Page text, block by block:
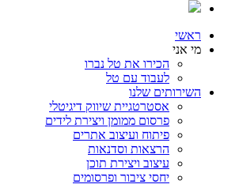
ראשי
מי אני
הכירו את טל נברו
לעבוד עם טל
השירותים שלנו
אסטרטגיית שיווק דיגיטלי
פרסום ממומן ויצירת לידים
פיתוח ועיצוב אתרים
הרצאות וסדנאות
עיצוב ויצירת תוכן
יחסי ציבור ופרסומים